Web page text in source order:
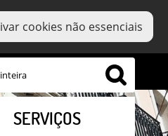
cookies não essenciais
SERVIÇOS